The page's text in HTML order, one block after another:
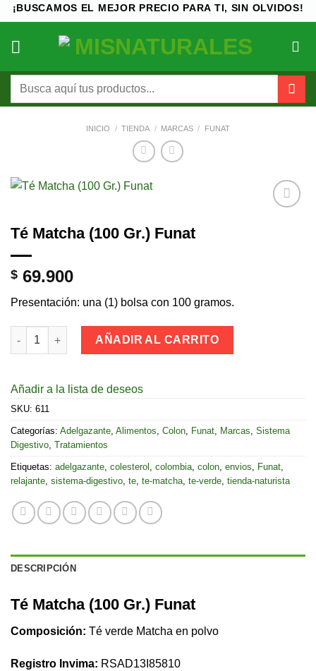
Saltar
al
contenido
¡BUSCAMOS EL MEJOR PRECIO PARA TI, SIN OLVIDOS!
Buscar
INICIO / TIENDA / MARCAS / FUNAT
Té Matcha (100 Gr.) Funat
$ 69.900
Presentación: una (1) bolsa con 100 gramos.
Té Matcha (100 Gr.) Funat cantidad
AÑADIR AL CARRITO
Añadir a la lista de deseos
SKU: 611
Categorías: Adelgazante, Alimentos, Colon, Funat, Marcas, Sistema
Digestivo, Tratamientos
Etiquetas: adelgazante, colesterol , colombia, colon, envios, Funat,
relajante, sistema-digestivo, te, te-matcha, te-verde, tienda-naturista
DESCRIPCIÓN
Té Matcha (100 Gr.) Funat
Composición: Té verde Matcha en polvo
Registro Invima: RSAD13I85810